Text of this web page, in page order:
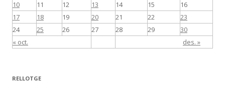
« oct. des. »
10 11 12 13 14 15
16
17
18 19 20 21 22
23
24
25 26 27 28 29 30
RELLOTGE